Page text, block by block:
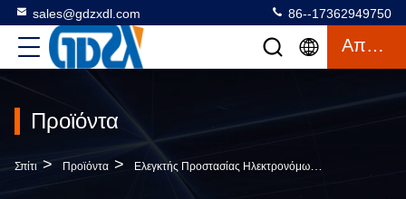
sales@gdzxdl.com 86--17362949750
Απόσπασμα
Προϊόντα
Σπίτι > Προϊόντα > Ελεγκτής Προστασίας Ηλεκτρονόμων >